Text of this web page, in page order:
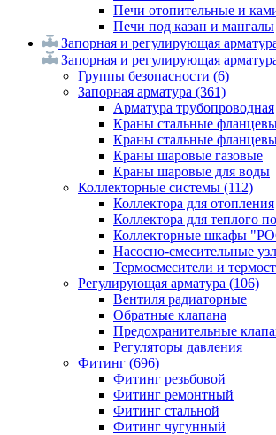
Печи отопительные и
Печи под казан и мангалы
Запорная и регулирующая
Запорная и регулирующая
Группы безопасности (6)
Запорная арматура (361)
Арматура трубопроводная
Краны стальные
Краны стальные
Краны шаровые газовые
Краны шаровые для воды
Коллекторные системы (112)
Коллектора для отопления
Коллектора для теплого
Коллекторные шкафы
Насосно-смесительные
Термосмесители и
Регулирующая арматура (106)
Вентиля радиаторные
Обратные клапана
Предохранительные
Регуляторы давления
Фитинг (696)
Фитинг резьбовой
Фитинг ремонтный
Фитинг стальной
Фитинг чугунный